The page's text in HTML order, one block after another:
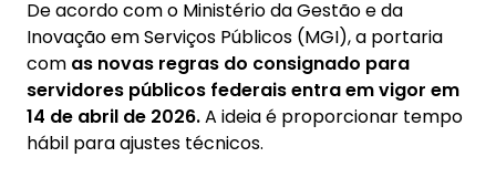
De acordo com o Ministério da Gestão e da
Inovação em Serviços Públicos (MGI), a portaria
com as novas regras do consignado para
servidores públicos federais entra em vigor em
14 de abril de 2026.A ideia é proporcionar tempo
hábil para ajustes técnicos.